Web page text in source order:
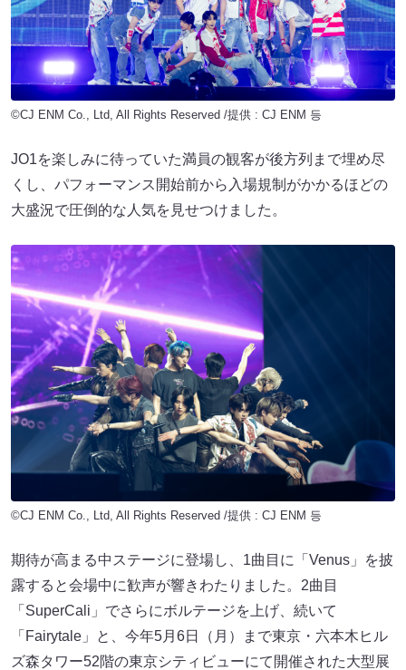
©CJ ENM Co., Ltd, All Rights Reserved /提供 : CJ ENM 등
JO1を楽しみに待っていた満員の観客が後方列まで埋め尽
くし、パフォーマンス開始前から入場規制がかかるほどの
大盛況で圧倒的な人気を見せつけました。
©CJ ENM Co., Ltd, All Rights Reserved /提供 : CJ ENM 등
期待が高まる中ステージに登場し、1曲目に「Venus」を披
露すると会場中に歓声が響きわたりました。2曲目
「SuperCali」でさらにボルテージを上げ、続いて
「Fairytale」と、今年5月6日（月）まで東京・六本木ヒル
ズ森タワー52階の東京シティビューにて開催された大型展